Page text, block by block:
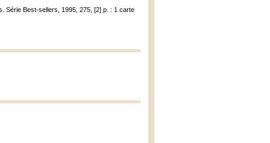
Série Best-sellers, 1995, 275, [2] p. : 1 carte